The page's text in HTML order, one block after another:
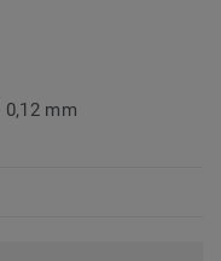
0,12 mm